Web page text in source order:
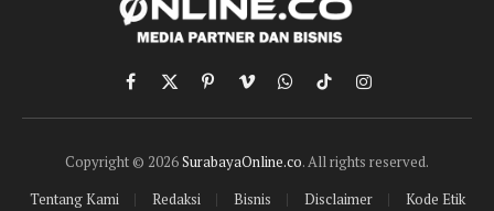
Facebook
X
(Twitter)
PinterestVimeoWhatsApp
TikTokInstagram
Copyright © 2026SurabayaOnline.co. All rights reserved.
Tentang Kami
Redaksi Bisnis Disclaimer Kode Etik